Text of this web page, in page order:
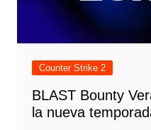
Counter Strike 2
BLAST Bounty
la nueva